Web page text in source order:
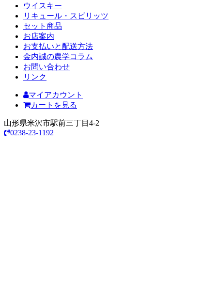
ウイスキー
リキュール・スピリッツ
セット商品
お店案内
お支払いと配送方法
金内誠の農学コラム
お問い合わせ
リンク
マイアカウント
カートを見る
山形県米沢市駅前三丁目4-2
0238-23-1192